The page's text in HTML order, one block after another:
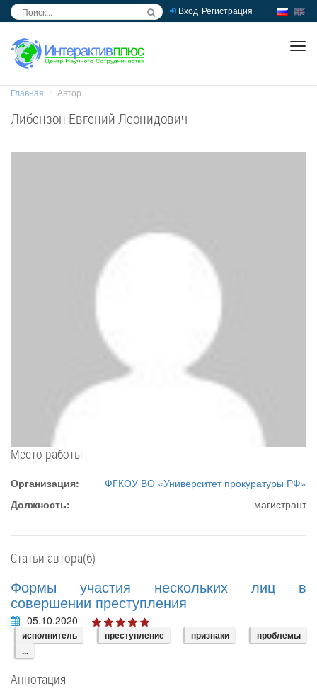
Вход Регистрация
Главная Автор
Либензон Евгений Леонидович
Место работы
Организация:
ФГКОУ ВО «Университет прокуратуры РФ»
Должность:
магистрант
Статьи автора(6)
Формы участия нескольких лиц в
совершении преступления
05.10.2020
исполнитель преступление признаки
проблемы
...
Аннотация